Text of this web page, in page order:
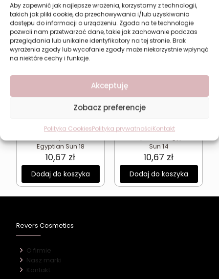
Aby zapewnić jak najlepsze wrażenia, korzystamy z technologii,
takich jak pliki cookie, do przechowywania i/lub uzyskiwania
dostępu do informacji o urządzeniu. Zgoda na te technologie
pozwoli nam przetwarzać dane, takie jak zachowanie podczas
przeglądania lub unikalne identyfikatory na tej stronie. Brak
wyrażenia zgody lub wycofanie zgody może niekorzystnie wpłynąć
na niektóre cechy i funkcje.
Akceptuję
Zobacz preferencje
Polityka CookiesPolityka prywatnościKontakt
Dodaj do koszyka Dodaj do koszyka
Bronzer do twarzy
Egyptian Sun 18
10,67 zł
Dodaj do koszyka
Bronzer matowy do
Sun 14
10,67 zł
Dodaj do koszyka
Revers Cosmetics
O firmie
Nasz marki
Kontakt